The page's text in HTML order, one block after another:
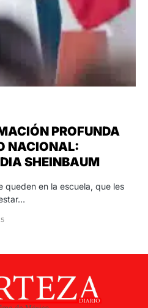
PROFUNDA
NACIONAL:
SHEINBAUM
queden en la escuela, que les